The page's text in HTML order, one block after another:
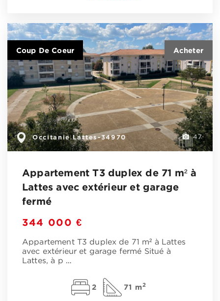
47
Occitanie,Lattes-34970
Coup De Coeur
Appartement T3 duplex de 71 m² à
Lattes avec extérieur et garage
fermé
344 000 €
Appartement T3 duplex de 71 m² à Lattes
avec extérieur et garage fermé Situé à
Lattes, à p …
2 71 m2